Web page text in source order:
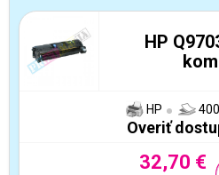
HP
HP
Overiť
32,70 €